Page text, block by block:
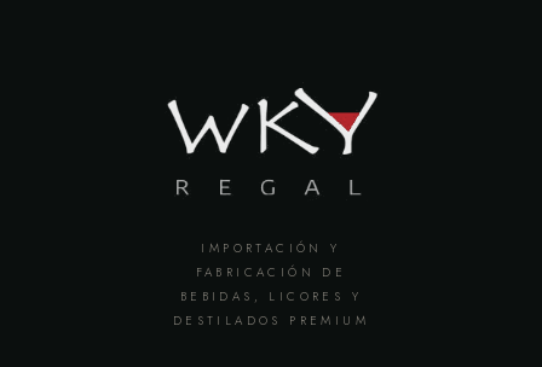
IMPORTACIÓN Y
FABRICACIÓN DE
BEBIDAS, LICORES Y
DESTILADOS PREMIUM